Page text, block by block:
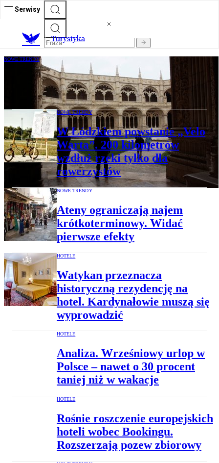
Serwisy
Turystyka
NOWE TRENDY
Polacy liderami wzrostu liczby turystów
w Portugalii. Zostawili pół miliarda euro
NOWE TRENDY
W Łódzkiem powstanie „Velo
Warta”. 200 kilometrów
wzdłuż rzeki tylko dla
rowerzystów
NOWE TRENDY
Ateny ograniczają najem
krótkoterminowy. Widać
pierwsze efekty
HOTELE
Watykan przeznacza
historyczną rezydencję na
hotel. Kardynałowie muszą się
wyprowadzić
HOTELE
Analiza. Wrześniowy urlop w
Polsce – nawet o 30 procent
taniej niż w wakacje
HOTELE
Rośnie roszczenie europejskich
hoteli wobec Bookingu.
Rozszerzają pozew zbiorowy